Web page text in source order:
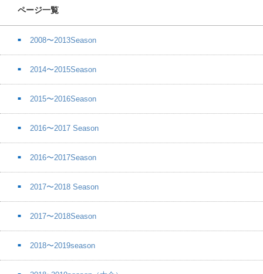
ページ一覧
2008〜2013Season
2014〜2015Season
2015〜2016Season
2016〜2017 Season
2016〜2017Season
2017〜2018 Season
2017〜2018Season
2018〜2019season